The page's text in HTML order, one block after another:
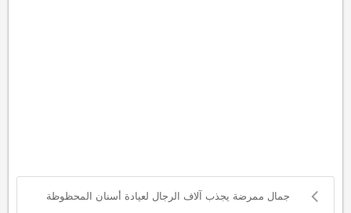
جمال ممرضة يجذب آلاف الرجال لعيادة أسنان المحظوظة